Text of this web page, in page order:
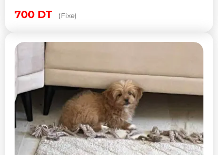
700 DT (Fixe)